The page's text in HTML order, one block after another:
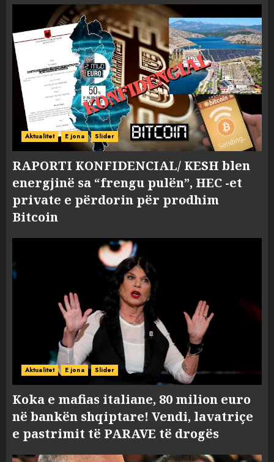
Aktualitet E jona Slider
RAPORTI KONFIDENCIAL/ KESH blen
energjinë sa “frengu pulën”, HEC -et
private e përdorin për prodhim
Bitcoin
Aktualitet E jona Slider
Koka e mafias italiane, 80 milion euro
në bankën shqiptare! Vendi, lavatriçe
e pastrimit të PARAVE të drogës